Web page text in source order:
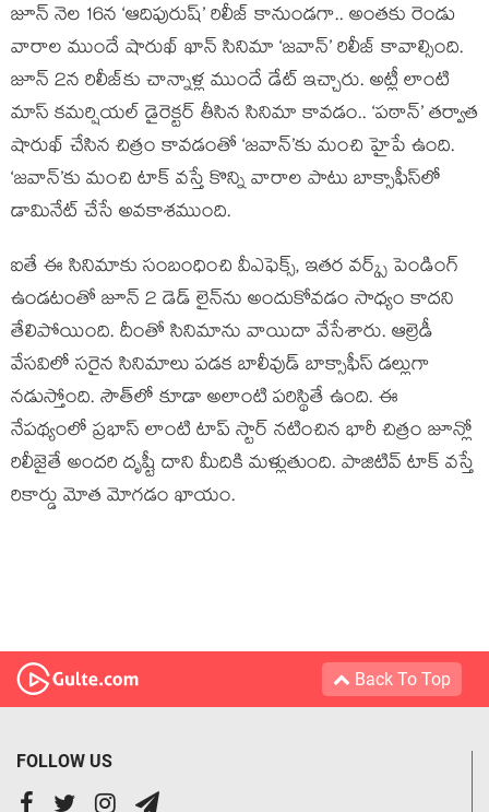
జూన్ నెల 16న ‘ఆదిపురుష్’ రిలీజ్ కానుండగా.. అంతకు రెండు
వారాల ముందే షారుఖ్ ఖాన్ సినిమా ‘జవాన్’ రిలీజ్ కావాల్సింది.
జూన్ 2న రిలీజ్‌కు చాన్నాళ్ల ముందే డేట్ ఇచ్చారు. అట్లీ లాంటి
మాస్ కమర్షియల్ డైరెక్టర్ తీసిన సినిమా కావడం.. ‘పఠాన్’ తర్వాత
షారుఖ్‌ చేసిన చిత్రం కావడంతో ‘జవాన్’కు మంచి హైపే ఉంది.
‘జవాన్’కు మంచి టాక్ వస్తే కొన్ని వారాల పాటు బాక్సాఫీస్‌లో
డామినేట్ చేసే అవకాశముంది.
ఐతే ఈ సినిమాకు సంబంధించి వీఎఫెక్స్, ఇతర వర్క్స్ పెండింగ్
ఉండటంతో జూన్ 2 డెడ్ లైన్‌ను అందుకోవడం సాధ్యం కాదని
తేలిపోయింది. దీంతో సినిమాను వాయిదా వేసేశారు. ఆల్రెడీ
వేసవిలో సరైన సినిమాలు పడక బాలీవుడ్ బాక్సాఫీస్ డల్లుగా
నడుస్తోంది. సౌత్‌లో కూడా అలాంటి పరిస్థితే ఉంది. ఈ
నేపథ్యంలో ప్రభాస్ లాంటి టాప్ స్టార్ నటించిన భారీ చిత్రం జూన్లో
రిలీజైతే అందరి దృష్టీ దాని మీదికి మళ్లుతుంది. పాజిటివ్ టాక్ వస్తే
రికార్డు మోత మోగడం ఖాయం.
Back To Top
FOLLOW US